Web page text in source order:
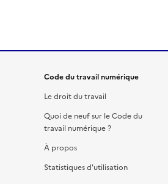
Code du travail numérique
Le droit du travail
Quoi de neuf sur le Code du
travail numérique ?
À propos
Statistiques d'utilisation